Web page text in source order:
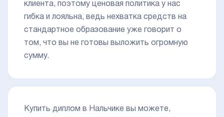
клиента, поэтому ценовая политика у нас
гибка и лояльна, ведь нехватка средств на
стандартное образование уже говорит о
том, что вы не готовы выложить огромную
сумму.
Купить диплом в Нальчике вы можете,